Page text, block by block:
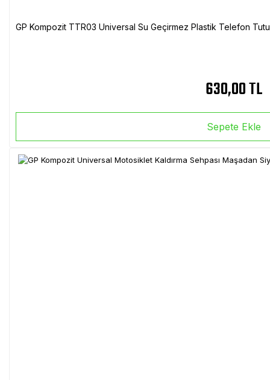
GP Kompozit TTR03 Universal Su Geçirmez Plastik Telefon
630,00 TL
Sepete Ekle